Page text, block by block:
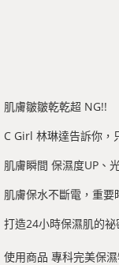
肌膚皺皺乾乾超 NG!!
C Girl 林琳達告訴你，
肌膚瞬間 保濕度UP、
肌膚保水不斷電，重要
打造24小時保濕肌的祕
使用商品 專科完美保